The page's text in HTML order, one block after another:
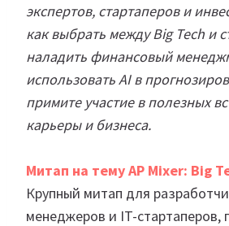
экспертов, стартаперов и
как выбрать между Big Tech и
наладить финансовый
использовать AI в
примите участие в полезных
карьеры и бизнеса.
Митап на тему AP Mixer: Big
Крупный митап для
менеджеров и IT-стартаперов,